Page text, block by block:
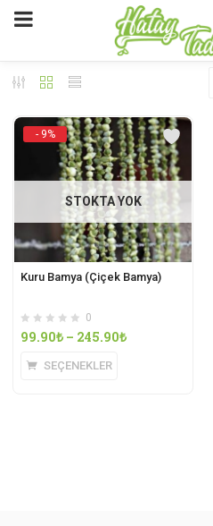
- 9%
STOKTA YOK
Kuru Bamya (Çiçek Bamya)
0
99.90₺ – 245.90₺
SEÇENEKLER